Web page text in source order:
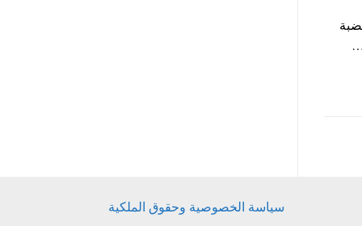
سياسة الخصوصية وحقوق الملكية